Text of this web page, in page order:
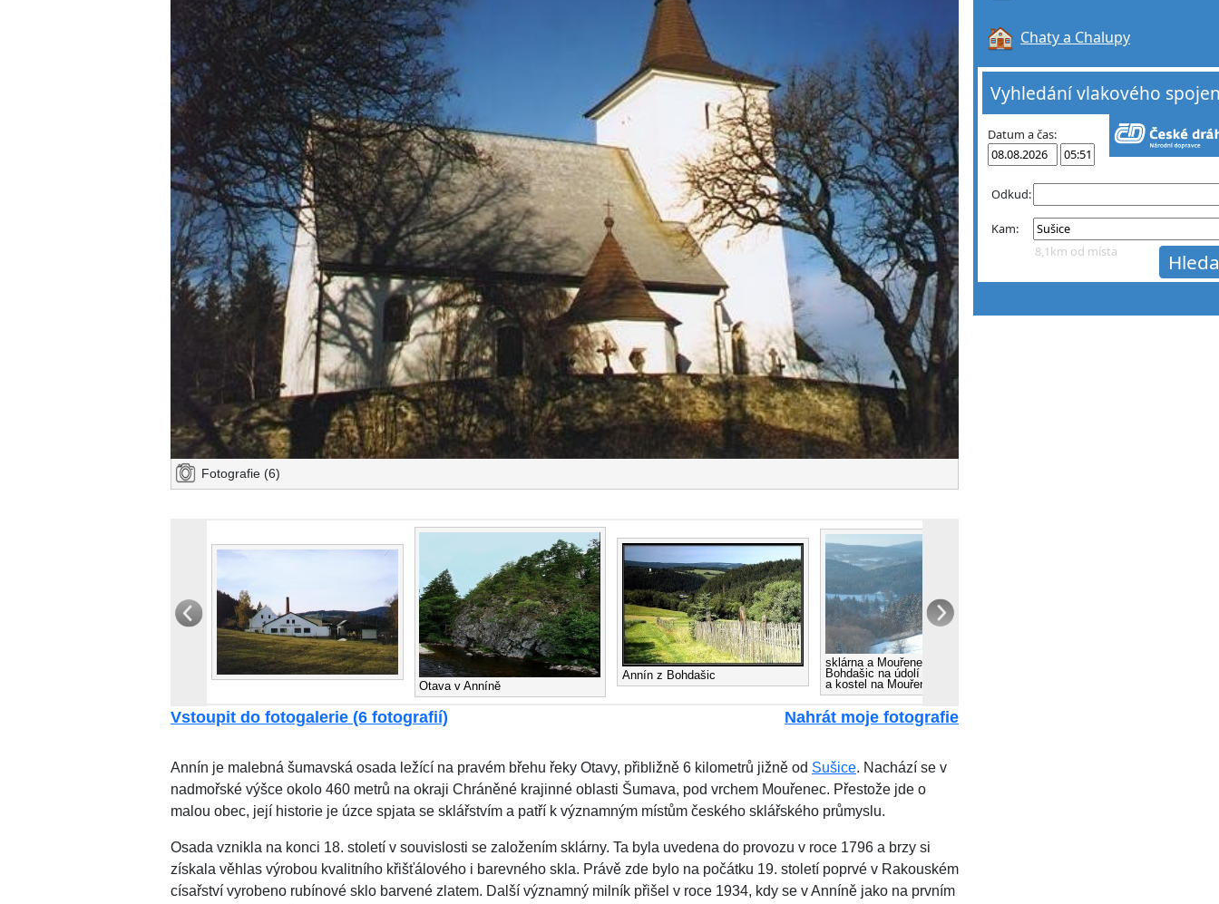
Fotografie (6)
Otava v Anníně
Annín z Bohdašic
sklárna a Mouřenec: Pohled od
Bohdašic na údolí Otavy u Annína
a kostel na Mouřenci
Nahrát moje fotografie
Vstoupit do fotogalerie (6 fotografií)
Annín je malebná šumavská osada ležící na pravém břehu řeky Otavy, přibližně 6 kilometrů jižně od Sušice. Nachází se v
nadmořské výšce okolo 460 metrů na okraji Chráněné krajinné oblasti Šumava, pod vrchem Mouřenec. Přestože jde o
malou obec, její historie je úzce spjata se sklářstvím a patří k významným místům českého sklářského průmyslu.
Osada vznikla na konci 18. století v souvislosti se založením sklárny. Ta byla uvedena do provozu v roce 1796 a brzy si
získala věhlas výrobou kvalitního křišťálového i barevného skla. Právě zde bylo na počátku 19. století poprvé v Rakouském
císařství vyrobeno rubínové sklo barvené zlatem. Další významný milník přišel v roce 1934, kdy se v Anníně jako na prvním
Chaty a Chalupy
Vyhledání vlakového
Datum a čas:
Odkud:
Kam:
8,1km od místa